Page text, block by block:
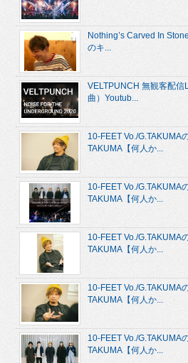
Nothing’s Carved In
のキ...
VELTPUNCH 無観客配
曲）Youtub...
10-FEET Vo./G.TAKUMA
TAKUMA【何人か...
10-FEET Vo./G.TAKUMA
TAKUMA【何人か...
10-FEET Vo./G.TAKUMA
TAKUMA【何人か...
10-FEET Vo./G.TAKUMA
TAKUMA【何人か...
10-FEET Vo./G.TAKUMA
TAKUMA【何人か...